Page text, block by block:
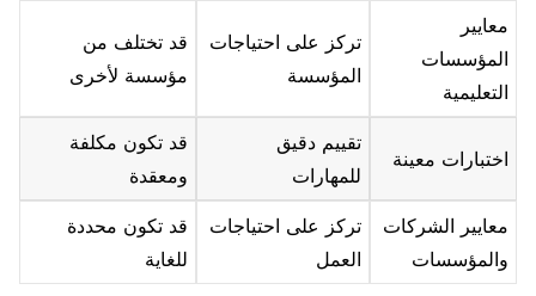
معايير
المؤسسات
التعليمية
تركز على احتياجات
المؤسسة
قد تختلف من
مؤسسة لأخرى
اختبارات معينة
تقييم دقيق
للمهارات
قد تكون مكلفة
ومعقدة
معايير الشركات
والمؤسسات
تركز على احتياجات
العمل
قد تكون محددة
للغاية